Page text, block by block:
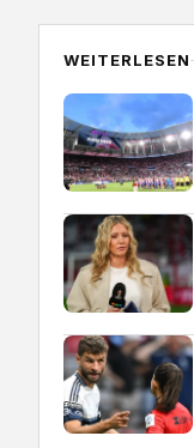
WEITERLESEN